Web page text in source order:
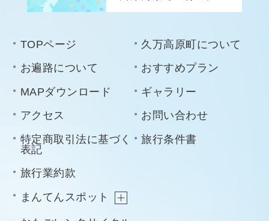
TOPページ
久万高原町について
お遍路について
おすすめプラン
MAPダウンロード
ギャラリー
アクセス
お問い合わせ
特定商取引法に基づく
表記
旅行条件書
旅行業約款
まんてんスポット